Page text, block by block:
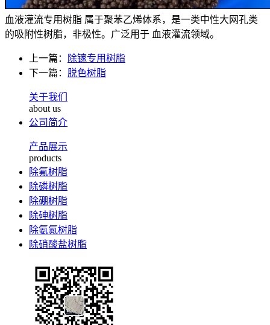
血液灌流专用树脂 属于聚苯乙烯体系，是一类中性大网孔类
的吸附性树脂，非极性。广泛用于 血液灌流领域。
上一篇：
除镓专用树脂
下一篇： 脱色树脂
关于我们
about us
公司简介
产品展示
products
除氟树脂
除磷树脂
除硼树脂
除砷树脂
除氨氮树脂
除硝酸盐树脂